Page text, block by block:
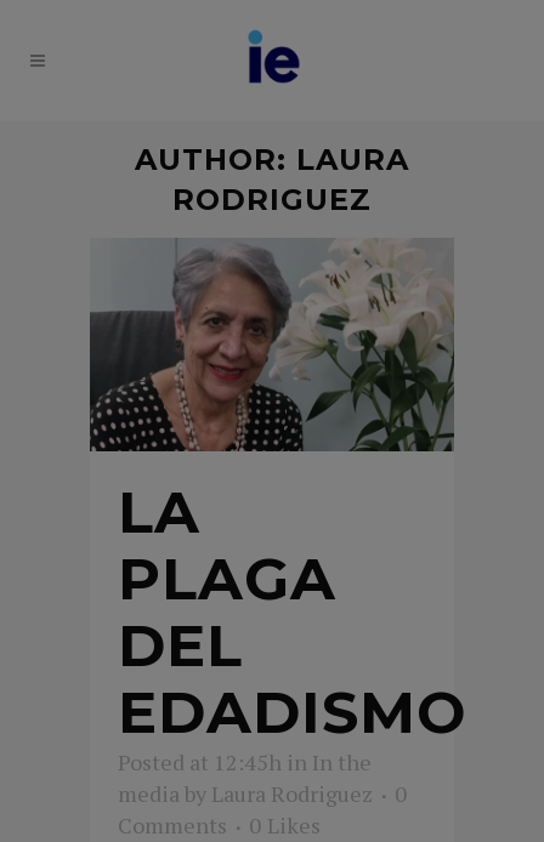
AUTHOR: LAURA
RODRIGUEZ
LA
PLAGA
DEL
EDADISMO
Posted at 12:45h in In the
media by Laura Rodriguez
0
Comments
0 Likes